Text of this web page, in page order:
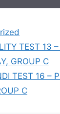
TEST 13
GROUP C
TEST 16 –
C